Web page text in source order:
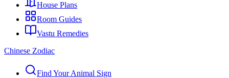
House Plans
Room Guides
Vastu Remedies
Chinese Zodiac
Find Your Animal Sign